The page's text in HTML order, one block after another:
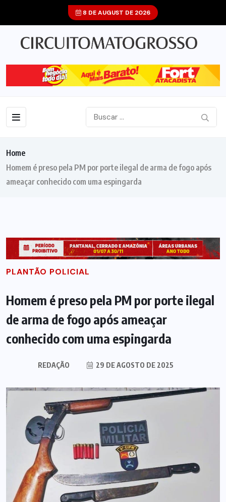
8 DE AUGUST DE 2026
Home
Homem é preso pela PM por porte ilegal de arma de fogo após
ameaçar conhecido com uma espingarda
PLANTÃO POLICIAL
Homem é preso pela PM por porte ilegal
de arma de fogo após ameaçar
conhecido com uma espingarda
REDAÇÃO 29 DE AGOSTO DE 2025